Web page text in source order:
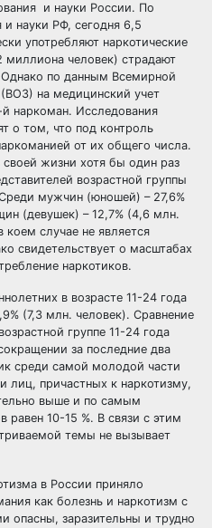
и науки России. По
науки РФ, сегодня 6,5
употребляют наркотические
миллиона человек) страдают
по данным Всемирной
на медицинский учет
наркоман. Исследования
о том, что под контроль
от их общего числа.
жизни хотя бы один раз
возрастной группы
мужчин (юношей) – 27,6%
(девушек) – 12,7% (4,6 млн.
коем случае не является
свидетельствует о масштабах
наркотиков.
в возрасте 11-24 года
(7,3 млн. человек). Сравнение
группе 11-24 года
за последние два
среди самой молодой части
лиц, причастных к наркотизму,
выше и по самым
равен 10-15 %. В связи с этим
темы не вызывает
в России приняло
как болезнь и наркотизм с
опасны, заразительны и трудно